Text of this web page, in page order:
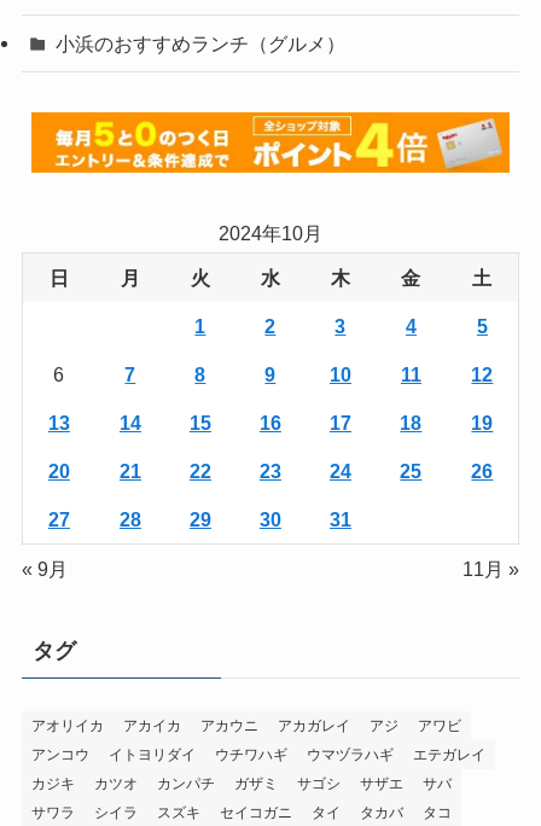
小浜のおすすめランチ（グルメ）
2024年10月
日 月 火 水 木 金 土
1 2 3 4 5
6 7 8 9 10 11 12
13 14 15 16 17 18 19
20 21 22 23 24 25 26
27 28 29 30 31
« 9月 11月 »
タグ
アオリイカ アカイカ アカウニ アカガレイ アジ
アワビ
アンコウ
イトヨリダイ ウチワハギ ウマヅラハギ
エテガレイ
カジキ
カツオ カンパチ ガザミ サゴシ サザエ
サバ
サワラ
シイラ スズキ セイコガニ タイ タカバ タコ